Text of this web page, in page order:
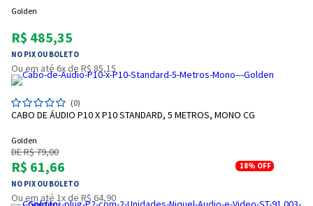
Entrega Flash
Retire na Loja
Golden
R$ 485,35
NO PIX OU BOLETO
Ou em até 6x de R$ 85,15
(0)
CABO DE ÁUDIO P10 X P10 STANDARD, 5 METROS, MONO CG
Golden
DE R$ 79,00
R$ 61,66
NO PIX OU BOLETO
18% OFF
Ou em até 1x de R$ 64,90